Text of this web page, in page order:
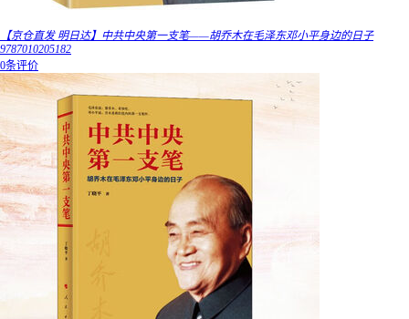
【京仓直发 明日达】中共中央第一支笔——胡乔木在毛泽东邓小平身边的日子
9787010205182
0条评价